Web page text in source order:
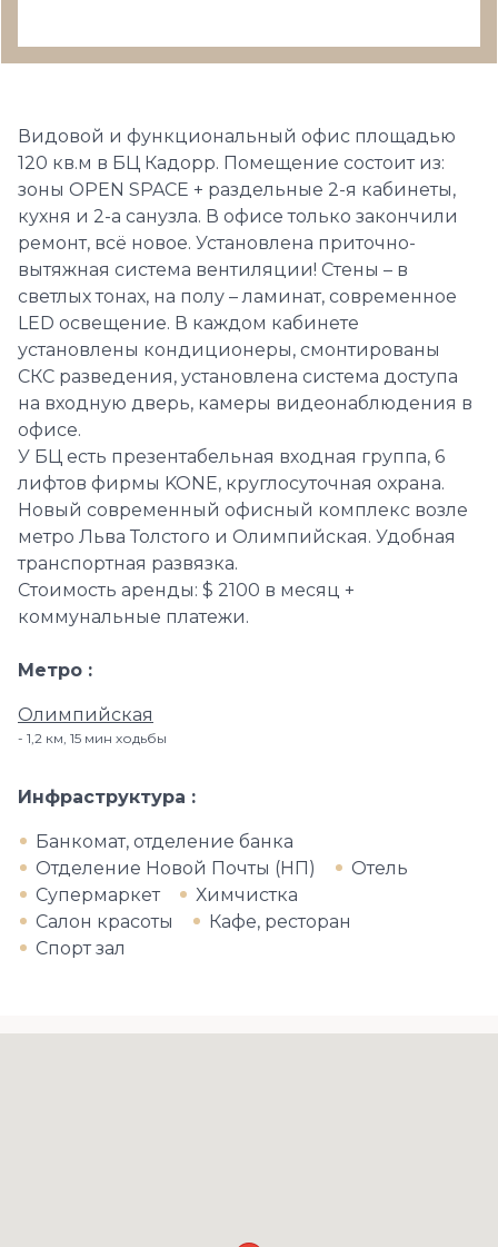
Видовой и функциональный офис площадью
120 кв.м в БЦ Кадорр. Помещение состоит из:
зоны OPEN SPACE + раздельные 2-я кабинеты,
кухня и 2-а санузла. В офисе только закончили
ремонт, всё новое. Установлена приточно-
вытяжная система вентиляции! Стены – в
светлых тонах, на полу – ламинат, современное
LED освещение. В каждом кабинете
установлены кондиционеры, смонтированы
СКС разведения, установлена система доступа
на входную дверь, камеры видеонаблюдения в
офисе.
У БЦ есть презентабельная входная группа, 6
лифтов фирмы KONE, круглосуточная охрана.
Новый современный офисный комплекс возле
метро Льва Толстого и Олимпийская. Удобная
транспортная развязка.
Стоимость аренды: $ 2100 в месяц +
коммунальные платежи.
Метро
Олимпийская
1,2 км, 15 мин ходьбы
Инфраструктура
Банкомат, отделение банка
Отделение Новой Почты (НП)
Отель
Супермаркет
Химчистка
Салон красоты
Кафе, ресторан
Спорт зал